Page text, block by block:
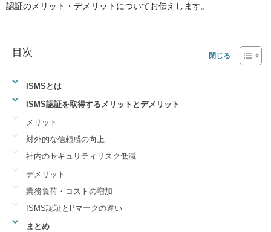
認証のメリット・デメリットについてお伝えします。
目次
ISMSとは
ISMS認証を取得するメリットとデメリット
メリット
対外的な信頼感の向上
社内のセキュリティリスク低減
デメリット
業務負荷・コストの増加
ISMS認証とPマークの違い
まとめ